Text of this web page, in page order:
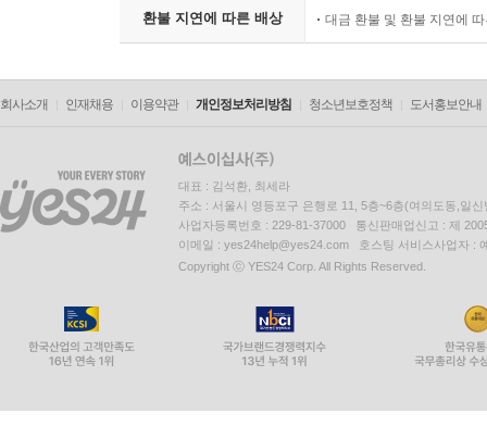
환불 지연에 따른 배상 대금 환불 및 환불 지연에
회사소개 인재채용 이용약관 개인정보처리방침 청소년보호정책 도서홍보안내
대표 : 김석환, 최세라
주소 : 서울시 영등포구 은행로 11, 5층~6층(여의도동,일신
사업자등록번호 : 229-81-37000 통신판매업신고 : 제
이메일 : yes24help@yes24.com 호스팅 서비스사업자 :
Copyright ⓒ YES24 Corp. All Rights Reserved.